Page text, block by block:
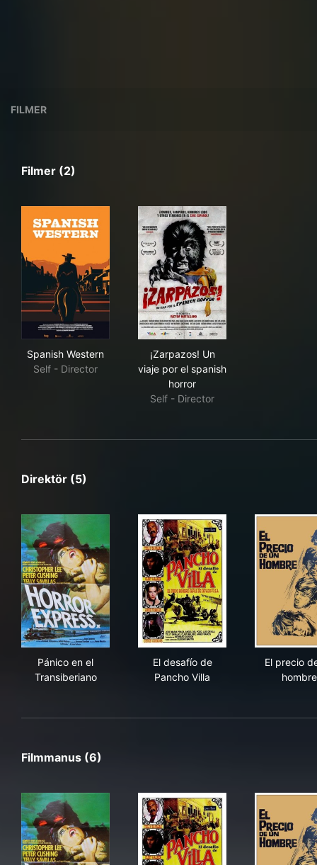
FILMER
Filmer (2)
Spanish Western
Self - Director
¡Zarpazos! Un
viaje por el spanish
horror
Self - Director
Direktör (5)
Pánico en el
Transiberiano
El desafío de
Pancho Villa
El precio
hombre
Filmmanus (6)